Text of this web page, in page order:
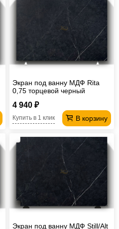
Экран под ванну МДФ Rita
0,75 торцевой черный
4 940 ₽
В корзину
Купить в 1 клик
Экран под ванну МДФ Still/Alt